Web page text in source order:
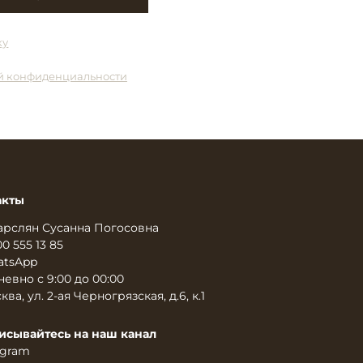
конфиденциальности
Сусанна Погосовна
555 13 85
с 9:00 до 00:00
ул. 2-ая Черногрязская, д.6, к.1
на наш канал